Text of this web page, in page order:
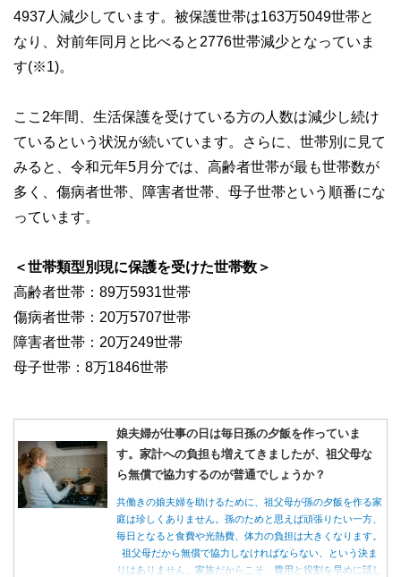
4937人減少しています。被保護世帯は163万5049世帯と
なり、対前年同月と比べると2776世帯減少となっていま
す(※1)。
ここ2年間、生活保護を受けている方の人数は減少し続け
ているという状況が続いています。さらに、世帯別に見て
みると、令和元年5月分では、高齢者世帯が最も世帯数が
多く、傷病者世帯、障害者世帯、母子世帯という順番にな
っています。
＜世帯類型別現に保護を受けた世帯数＞
高齢者世帯：89万5931世帯
傷病者世帯：20万5707世帯
障害者世帯：20万249世帯
母子世帯：8万1846世帯
娘夫婦が仕事の日は毎日孫の夕飯を作っていま
す。家計への負担も増えてきましたが、祖父母な
ら無償で協力するのが普通でしょうか？
共働きの娘夫婦を助けるために、祖父母が孫の夕飯を作る家
庭は珍しくありません。孫のためと思えば頑張りたい一方、
毎日となると食費や光熱費、体力の負担は大きくなります。
祖父母だから無償で協力しなければならない、という決ま
りはありません。家族だからこそ、費用と役割を早めに話し